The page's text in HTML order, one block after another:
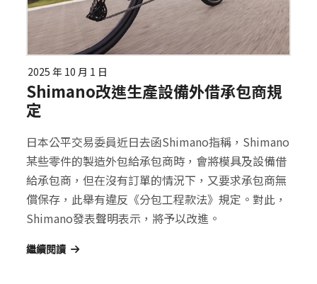
2025 年 10 月 1 日
Shimano改進生產設備外借承包商規
定
日本公平交易委員近日去函Shimano指稱，Shimano
某些零件的製造外包給承包商時，會將模具及設備借
給承包商，但在沒有訂單的情況下，又要求承包商無
償保存，此舉有違反《分包工程款法》規定。對此，
Shimano發表聲明表示，將予以改進。
繼續閱讀